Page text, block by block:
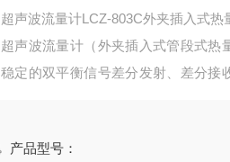
超声波流量计LCZ-803C外夹插入式热
超声波流量计（外夹插入式管段式热
稳定的双平衡信号差分发射、差分接
产品型号：